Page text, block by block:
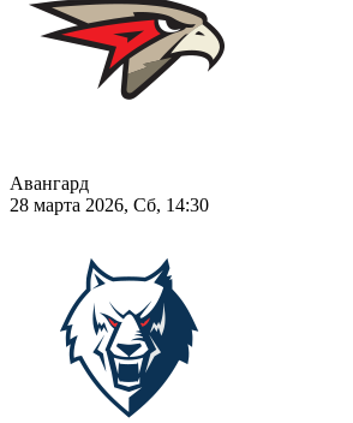
Авангард
28 марта 2026, Сб, 14:30